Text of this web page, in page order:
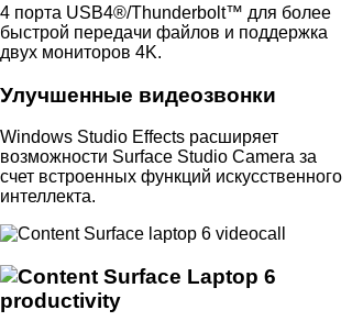
4 порта USB4®/Thunderbolt™ для более
быстрой передачи файлов и поддержка
двух мониторов 4K.
Улучшенные видеозвонки
Windows Studio Effects расширяет
возможности Surface Studio Camera за
счет встроенных функций искусственного
интеллекта.